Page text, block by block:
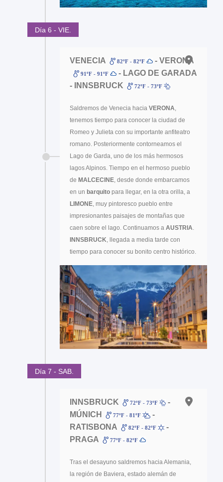
Día 6 - VIE.
VENECIA 82ºF - 82ºF - VERONA
91ºF - 91ºF
- LAGO DE GARADA
- INNSBRUCK
72ºF - 73ºF
Saldremos de Venecia hacia VERONA,
tenemos tiempo para conocer la ciudad de
Romeo y Julieta con su importante anfiteatro
romano. Posteriormente contorneamos el
Lago de Garda, uno de los más hermosos
lagos Alpinos. Tiempo en el hermoso pueblo
de MALCECINE, desde donde embarcamos
en un barquito para llegar, en la otra orilla, a
LIMONE, muy pintoresco pueblo entre
impresionantes paisajes de montañas que
caen sobre el lago. Continuamos a AUSTRIA.
INNSBRUCK, llegada a media tarde con
tiempo para conocer su bonito centro histórico.
Día 7 - SAB.
INNSBRUCK 72ºF - 73ºF
-
MÚNICH
77ºF - 81ºF
-
RATISBONA
82ºF - 82ºF
-
PRAGA
77ºF - 82ºF
Tras el desayuno saldremos hacia Alemania,
la región de Baviera, estado alemán de